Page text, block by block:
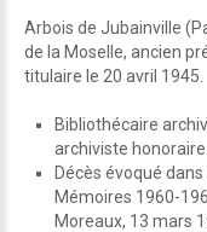
Arbois de Jubainville
de la Moselle, ancien
titulaire le 20 avril 1945.
Bibliothécaire
archiviste honoraire.
Décès évoqué
Mémoires 1960-
Moreaux, 13 mars